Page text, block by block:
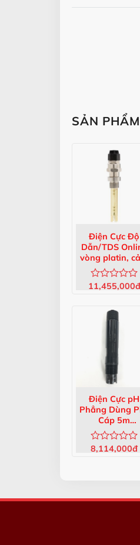
SẢN
Điện Cực Độ
Dẫn/TDS
vòng platin,
biến Pt100 và
3m HI7639
Được
11,455,000đ
Điện Cực pH
Phẳng Dùng
Cáp 5m
HI6100805
Được
sao
8,114,000đ